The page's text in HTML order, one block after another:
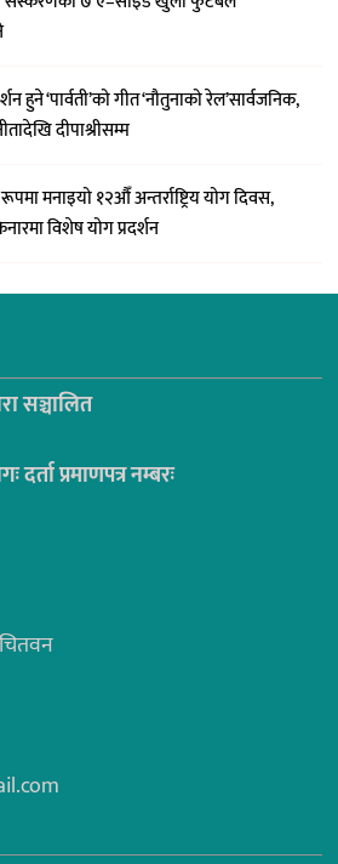
हुने ‘पार्वती’को गीत ‘नौतुनाको रेल’सार्वजनिक,
दीपाश्रीसम्म
मनाइयो १२औँ अन्तर्राष्ट्रिय योग दिवस,
विशेष योग प्रदर्शन
सञ्चालित
प्रमाणपत्र नम्बरः